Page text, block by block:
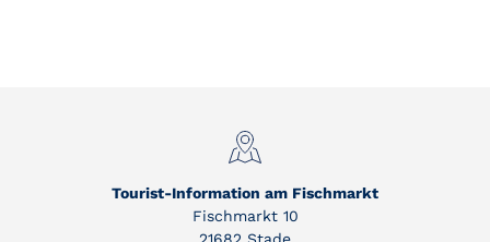
Tourist-Information am Fischmarkt
Fischmarkt 10
21682 Stade